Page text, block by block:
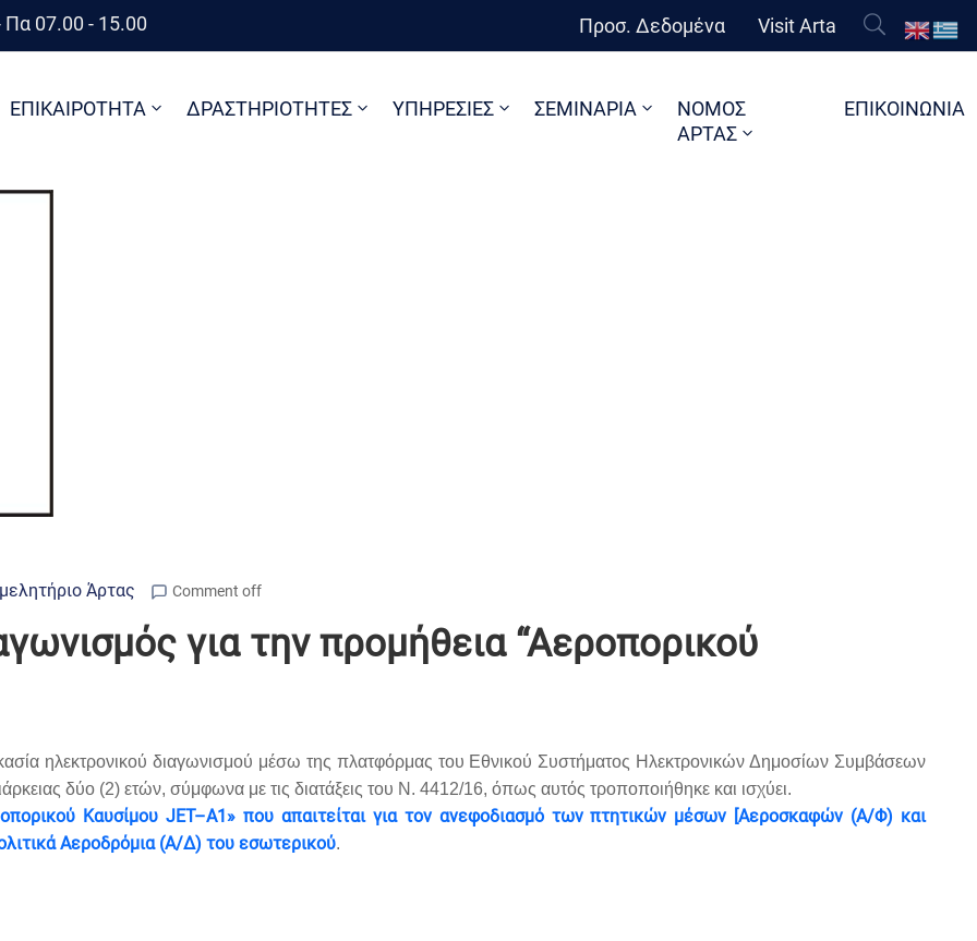
Πα 07.00 - 15.00 Προσ. Δεδομένα Visit Arta
ΕΠΙΚΑΙΡΟΤΗΤΑ ΔΡΑΣΤΗΡΙΟΤΗΤΕΣ ΥΠΗΡΕΣΙΕΣ ΣΕΜΙΝΑΡΙΑ
ΝΟΜΟΣ
ΑΡΤΑΣ
ΕΠΙΚΟΙΝΩΝΙΑ
Άρτας Comment off
για την προμήθεια “Αεροπορικού
ηλεκτρονικού διαγωνισμού μέσω της πλατφόρμας του Εθνικού Συστήματος Ηλεκτρονικών Δημοσίων Συμβάσεων
δύο (2) ετών, σύμφωνα με τις διατάξεις του Ν. 4412/16, όπως αυτός τροποποιήθηκε και ισχύει.
Καυσίμου JΕΤ–Α1» που απαιτείται για τον ανεφοδιασμό των πτητικών μέσων [Αεροσκαφών (Α/Φ) και
Αεροδρόμια (Α/Δ) του εσωτερικού.